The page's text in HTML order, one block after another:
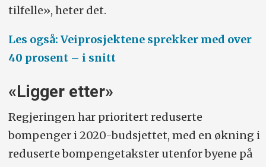
tilfelle», heter det.
Les også: Veiprosjektene sprekker med over
40 prosent – i snitt
«Ligger etter»
Regjeringen har prioritert reduserte
bompenger i 2020-budsjettet, med en økning i
reduserte bompengetakster utenfor byene på